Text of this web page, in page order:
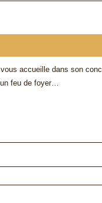
accueille dans son
feu de foyer…
séjour des plus
Nous vous
confiance, et de